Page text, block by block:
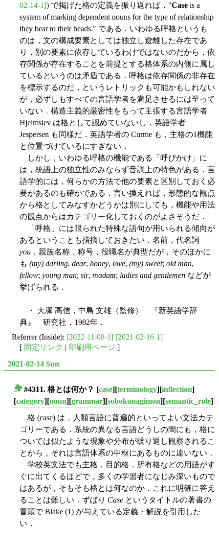
02-14-1]) で掲げた格の定義を振り返れば，"Case is a
system of marking dependent nouns for the type of relationship
they bear to their heads." である．いわゆる呼格というも
のは，文の構成要素としては独立し遊離した存在であ
り，別の要素に依存しているわけではないのだから，依
存関係が存在することを前提とする格体系の内側に属し
ているというのは矛盾である．呼格は依存関係の非存在
を標示するのだ，というレトリックも可能かもしれない
が，必ずしもすべての言語学者を満足させるには至って
いない．構造主義的厳密性をもって主張する言語学者
Hjelmslev は格として認めていないし，英語学者
Jespersen も同様だ．英語学者の Curme も，主格の1機能
と位置づけているにすぎない．
しかし，いわゆる呼格の機能である「呼びかけ」に
は，統語上の独立性のみならず音調上の特色がある．言
語学的には，何らかの方法で他の要素と区別しておく必
要があるのも確かである．言い換えれば，形態的な観点
から格としてみなすかどうかは別にしても，機能や用法
の観点からはカテゴリー化しておくのがよさそうだ．
「呼格」には限られた特殊な語句が用いられる傾向が
あるということも指摘しておきたい．名前，代名詞
you ，親族名称，称号，役職名が典型だが，そのほかに
も (my) darling, dear, honey, love, (my) sweet; old man,
fellow; young man; sir, madam; ladies and gentlemen などが
挙げられる．
・ 大塚 高信，中島 文雄（監修） 『新英語学辞
典』 研究社，1982年．
Referrer (Inside): [2022-11-08-1] [2021-02-16-1]
[ 固定リンク | 印刷用ページ ]
2021-02-14 Sun
#4311. 格とは何か？ [case][terminology][inflection]
[category][noun][grammar][sobokunagimon][semantic_role]
格 (case) は，人類言語に普遍的といってよい文法カテ
ゴリーである．系統の異なる言語どうしの間にも，格に
ついては似たような現象や分布が繰り返し観察されるこ
とから，それは言語体系の中枢にあるものに違いない．
学校英文法でも主格，目的格，所有格などの用語がす
ぐに出てくるほどで，多くの学習者になじみ深いもので
はあるが，そもそも格とは何なのか．これに明確に答え
ることは難しい．ずばり Case というタイトルの著書の
冒頭で Blake (1) が与えている定義・解説を引用した
い．